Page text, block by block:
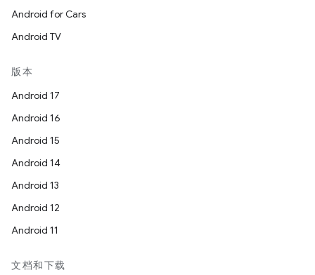
Android for Cars
Android TV
版本
Android 17
Android 16
Android 15
Android 14
Android 13
Android 12
Android 11
文档和下载